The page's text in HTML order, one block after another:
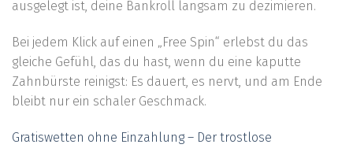
ausgelegt ist, deine Bankroll langsam zu dezimieren.
Bei jedem Klick auf einen „Free Spin“ erlebst du das
gleiche Gefühl, das du hast, wenn du eine kaputte
Zahnbürste reinigst: Es dauert, es nervt, und am Ende
bleibt nur ein schaler Geschmack.
Gratiswetten ohne Einzahlung – Der trostlose